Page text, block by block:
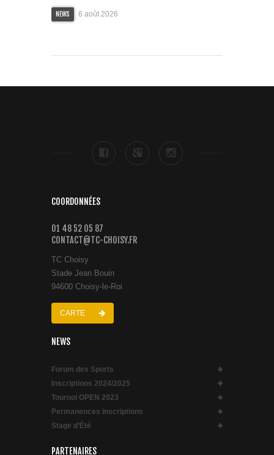
NEWS 6 août 2026
COORDONNÉES
01 48 52 05 87
CONTACT@TC-CHOISY.FR
TC Choisy
Stade Jean Bouin
94600 Choisy-le-Roi
CARTE
NEWS
Forum des Sports
Inscriptions 2024/2025
Tournoi OPEN 2023
Permanences inscriptions
Stage d’Été
PARTENAIRES